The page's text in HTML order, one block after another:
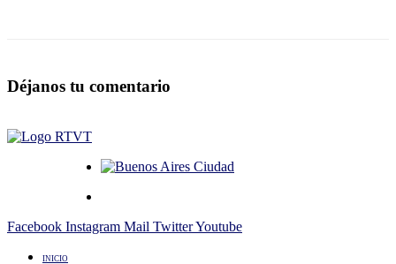
Déjanos tu comentario
Facebook Instagram Mail TwitterYoutube
INICIO